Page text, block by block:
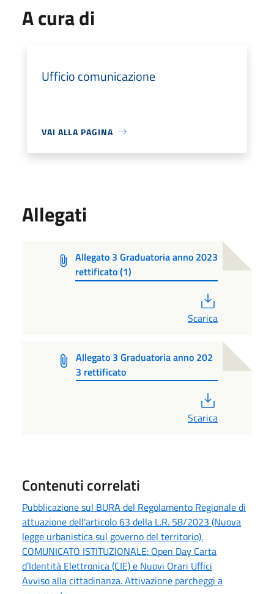
A cura di
Ufficio comunicazione
VAI ALLA PAGINA
Allegati
Allegato 3 Graduatoria anno 2023
rettificato (1)
Scarica
Allegato 3 Graduatoria anno 202
3 rettificato
Scarica
Contenuti correlati
Pubblicazione sul BURA del Regolamento Regionale di
attuazione dell'articolo 63 della L.R. 58/2023 (Nuova
legge urbanistica sul governo del territorio).
COMUNICATO ISTITUZIONALE: Open Day Carta
d’Identità Elettronica (CIE) e Nuovi Orari Uffici
Avviso alla cittadinanza. Attivazione parcheggi a